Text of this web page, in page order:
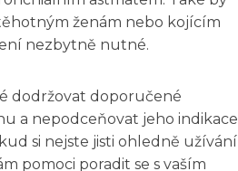
ženám nebo kojícím
nezbytně nutné.
dodržovat doporučené
a nepodceňovat jeho indikace
si nejste jisti ohledně užívání
pomoci poradit se s vaším